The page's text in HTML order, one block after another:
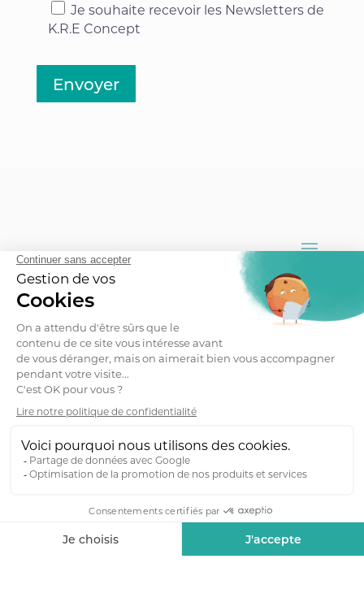
Je souhaite recevoir les Newsletters de
K.R.E Concept
Envoyer
Retour vers le haut
Mentions légales Nous contacter